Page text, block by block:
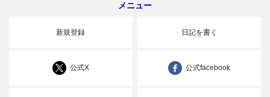
メニュー
新規登録 日記を書く
公式X 公式facebook